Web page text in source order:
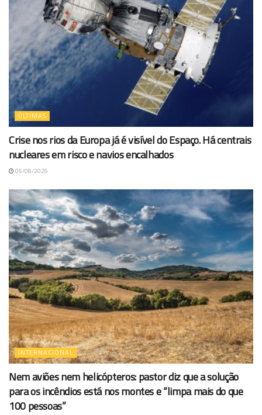
ÚLTIMAS
Crise nos rios da Europa já é visível do Espaço. Há centrais
nucleares em risco e navios encalhados
05/08/2026
INTERNACIONAL
Nem aviões nem helicópteros: pastor diz que a solução
para os incêndios está nos montes e “limpa mais do que
100 pessoas”